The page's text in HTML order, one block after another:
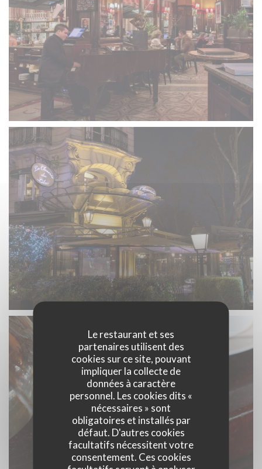
Le restaurant et ses
partenaires utilisent des
cookies sur ce site, pouvant
impliquer la collecte de
données à caractère
personnel. Les cookies dits «
nécessaires » sont
obligatoires et installés par
défaut. D'autres cookies
facultatifs nécessitent votre
consentement. Ces cookies